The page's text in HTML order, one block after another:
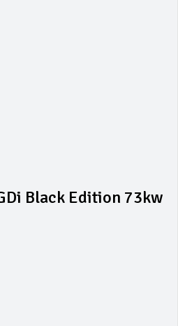
Black Edition 73kw